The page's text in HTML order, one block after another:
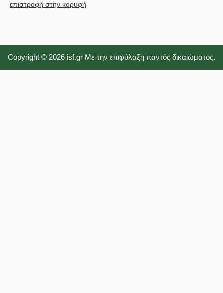
επιστροφή στην κορυφή
Copyright © 2026 isf.gr Με την επιφύλαξη παντός δικαιώματος.